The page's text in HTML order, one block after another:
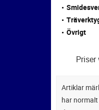
Övrigt
Artiklar
har